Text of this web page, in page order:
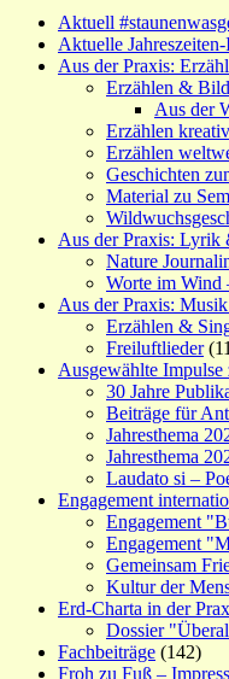
Aktuell
Aktuelle
Aus der Praxis:
Erzählen &
Aus der
Erzählen kreativ
Erzählen
Geschichten
Material zu
Aus der Praxis: Lyrik
Nature
Worte im Wind
Aus der Praxis:
Erzählen &
Freiluftlieder
Ausgewählte Impulse
30 Jahre
Beiträge für
Jahresthema
Jahresthema
Laudato si –
Engagement
Engagement
Engagement
Gemeinsam
Kultur der
Erd-Charta in der
Dossier
Fachbeiträge (142)
Froh zu Fuß –